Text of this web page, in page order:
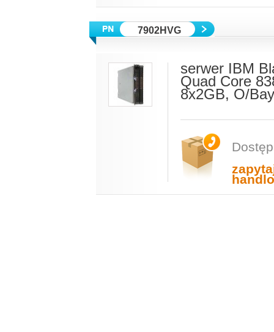
7902HVG
serwer IBM
Quad Core
8x2GB, O/